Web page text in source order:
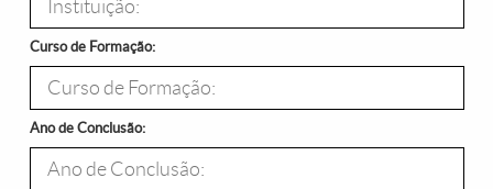
Curso de Formação:
Ano de Conclusão: